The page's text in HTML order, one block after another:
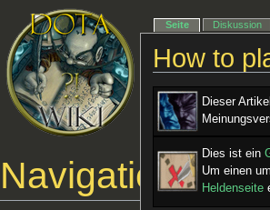
How to
Dieser
Dies ist ein ­
Um einen
Heldenseite
Seite Diskussion